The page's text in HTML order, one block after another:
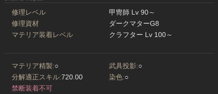
修理レベル
甲冑師 Lv 90～
修理資材
ダークマターG8
マテリア装着レベル
クラフター Lv 100～
マテリア精製:○ 武具投影:○
分解適正スキル:720.00 染色:○
禁断装着不可